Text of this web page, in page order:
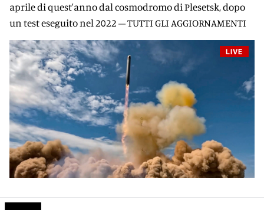
aprile di quest'anno dal cosmodromo di Plesetsk, dopo
un test eseguito nel 2022 – TUTTI GLI AGGIORNAMENTI
LIVE